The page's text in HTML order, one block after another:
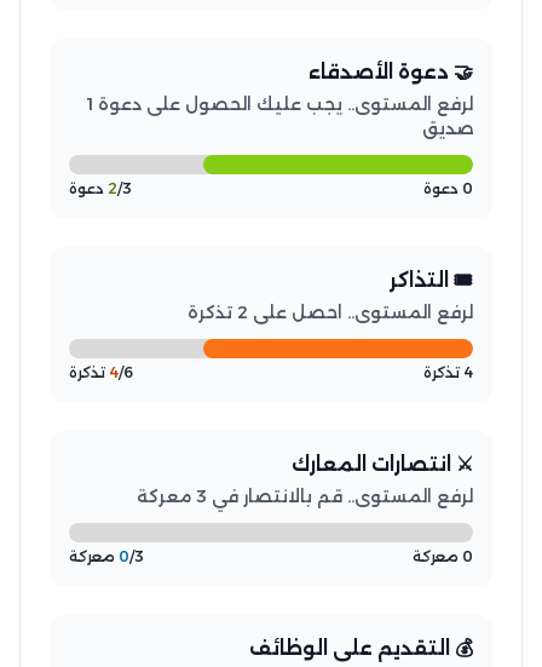
🤝 دعوة الأصدقاء
لرفع المستوى.. يجب عليك الحصول على دعوة 1
صديق
0 دعوة 2/3 دعوة
🎟️ التذاكر
لرفع المستوى.. احصل على 2 تذكرة
4 تذكرة 4/6 تذكرة
⚔️ انتصارات المعارك
لرفع المستوى.. قم بالانتصار في 3 معركة
0 معركة 0/3 معركة
💰 التقديم على الوظائف